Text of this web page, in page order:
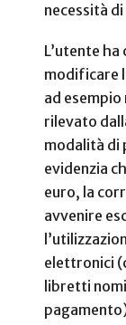
necessità
L’utente
modificare
ad
rilevato
modalità di
evidenzia
euro, la
avvenire
elettronici
libretti